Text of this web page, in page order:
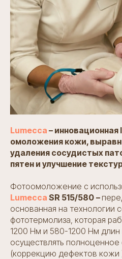
Lumecca – инновационная
омоложения кожи,
удаления сосудистых
пятен и улучшение
Фотоомоложение с
Lumecca SR 515/580 –
основанная на технологии
фототермолиза, которая
1200 Нм и 580-1200 Нм длин
осуществлять
(коррекцию дефектов кожи